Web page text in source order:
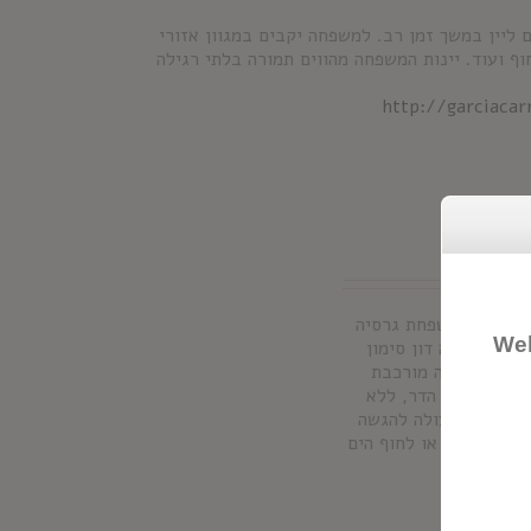
בשנת 1890 לאחר שגידלה גפנים ליין במשך זמן רב. למשפחה יקבים במגוון אזורי
ועוד. יינות המשפחה מהווים תמורה בלתי רגילה
http://
ממשפחת גרסיה
סנגריה דון סימון
הסנגריה מורכבת
פרי הדר, ללא
תוספת חומרים משמרים והיא מכילה 7% אלכוהול. מעולה להגשה
מסיבות או לחוף הים